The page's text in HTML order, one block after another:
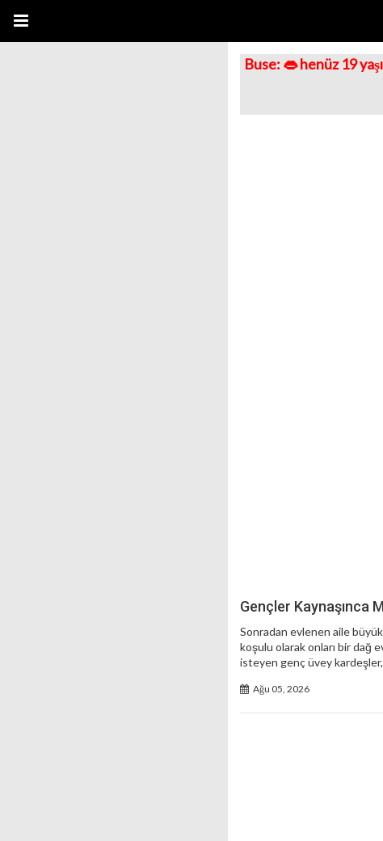
Buse: 👄 henüz 19
Gençler Kaynaşınca
Sonradan evlenen aile
koşulu olarak onları bir dağ
isteyen genç üvey kardeşler,
Ağu 05, 2026